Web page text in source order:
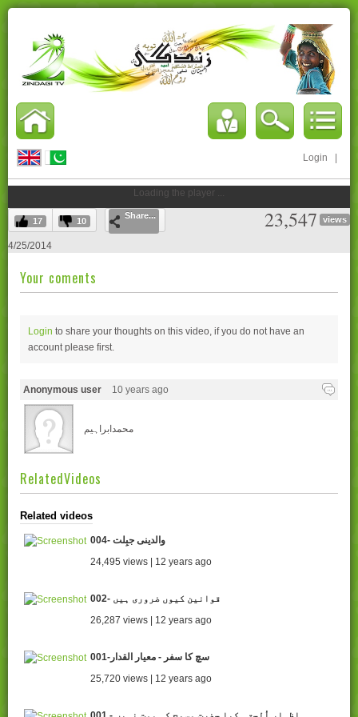
Login
Loading the player ...
17 10
Share... 23,547 views
4/25/2014
Your coments
Login to share your thoughts on this video, if you do not have an
account please first.
Anonymous user 10 years ago
محمدابراہیم
RelatedVideos
Related videos
004- والدینی جبِلت
24,495 views | 12 years ago
002- قوانین کیوں ضروری ہیں
26,287 views | 12 years ago
001-سچ کا سفر - معیار القدار
25,720 views | 12 years ago